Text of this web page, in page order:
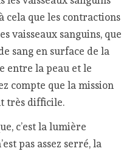
cela que les contractions
vaisseaux sanguins, que
sang en surface de la
entre la peau et le
compte que la mission
très difficile.
c’est la lumière
pas assez serré, la